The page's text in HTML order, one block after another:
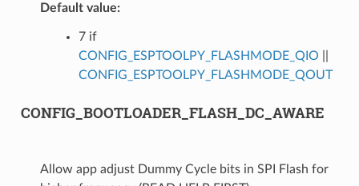
Default value:
7 if
CONFIG_ESPTOOLPY_FLASHMODE_QIO
CONFIG_ESPTOOLPY_FLASHMODE_QOUT
CONFIG_BOOTLOADER_FLASH_DC_AWARE
Allow app adjust Dummy Cycle bits in SPI Flash for